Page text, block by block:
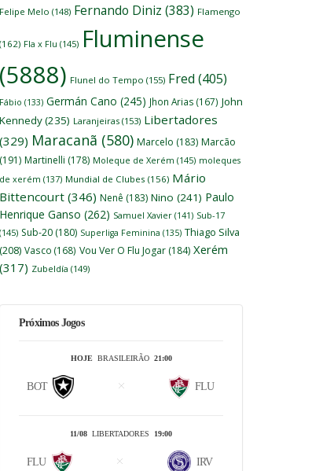
Felipe Melo (148) Fernando Diniz (383) Flamengo
(162) Fla x Flu (145) Fluminense
(5888) Flunel do Tempo (155) Fred (405)
Fábio (133) Germán Cano (245) Jhon Arias (167) John
Kennedy(235) Laranjeiras (153) Libertadores
(329) Maracanã (580) Marcelo (183) Marcão
(191) Martinelli (178) Moleque de Xerém (145) moleques
de xerém (137) Mundial de Clubes (156) Mário
Bittencourt (346) Nenê (183) Nino (241) Paulo
Henrique Ganso (262) Samuel Xavier (141) Sub-17
(145) Sub-20 (180) Superliga Feminina (135) Thiago Silva
(208) Vasco (168) Vou Ver O Flu Jogar (184) Xerém
(317) Zubeldía (149)
Próximos Jogos
HOJE BRASILEIRÃO 21:00
BOT FLU
11/08 LIBERTADORES 19:00
FLU IRV